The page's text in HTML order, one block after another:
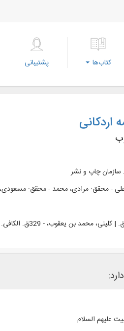
کتاب‌ها پشتیبانی
چاپ و نشر
علی - محقق: مرادی، محمد - محقق:
عليهم السلام